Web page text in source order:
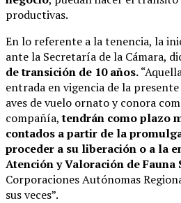
productivas.
En lo referente a la tenencia, la
ante la Secretaría de la Cámara,
de transición de 10 años.
entrada en vigencia de la
aves de vuelo ornato y conora
compañía,tendrán como plazo
contados a partir de la
proceder a su liberación o a la
Atención y Valoración de Fauna
Corporaciones Autónomas
sus veces”.